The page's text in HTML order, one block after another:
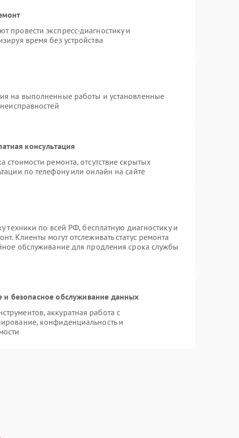
провести экспресс-диагностику и
время без устройства
на выполненные работы и установленные
консультация
ремонта, отсутствие скрытых
по телефону или онлайн на сайте
техники по всей РФ, бесплатную диагностику и
Клиенты могут отслеживать статус ремонта
обслуживание для продления срока службы
безопасное обслуживание данных
аккуратная работа с
конфиденциальность и